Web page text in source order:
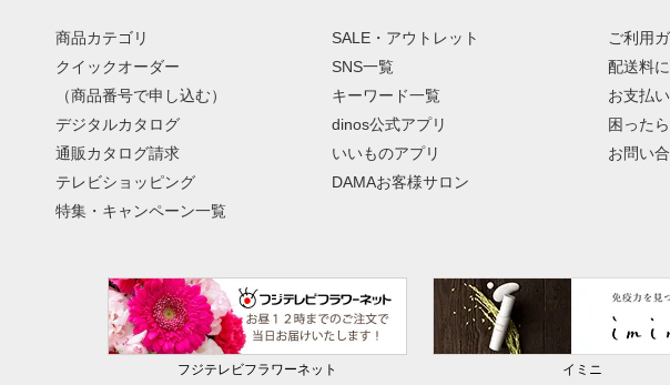
商品カテゴリ
クイックオーダー
（商品番号で申し込む）
デジタルカタログ
通販カタログ請求
テレビショッピング
特集・キャンペーン一覧
SALE・アウトレット
SNS一覧
キーワード一覧
dinos公式アプリ
いいものアプリ
DAMAお客様サロン
ご利用
配送料
お支払
困った
お問い
フジテレビフラワーネット イミニ